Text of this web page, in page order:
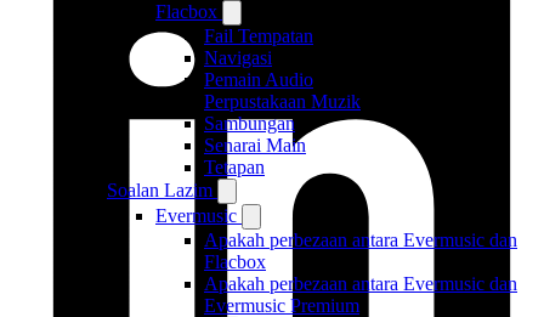
Flacbox
Fail Tempatan
Navigasi
Pemain Audio
Perpustakaan Muzik
Sambungan
Senarai Main
Tetapan
Soalan Lazim
Evermusic
Apakah perbezaan antara Evermusic dan
Flacbox
Apakah perbezaan antara Evermusic dan
Evermusic Premium